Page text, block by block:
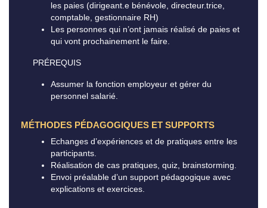
les paies (dirigeant.e bénévole, directeur.trice,
comptable, gestionnaire RH)
Les personnes qui n’ont jamais réalisé de paies et
qui vont prochainement le faire.
PRÉREQUIS
Assumer la fonction employeur et gérer du
personnel salarié.
MÉTHODES PÉDAGOGIQUES ET SUPPORTS
Echanges d’expériences et de pratiques entre les
participants.
Réalisation de cas pratiques, quiz, brainstorming.
Envoi préalable d’un support pédagogique avec
explications et exercices.